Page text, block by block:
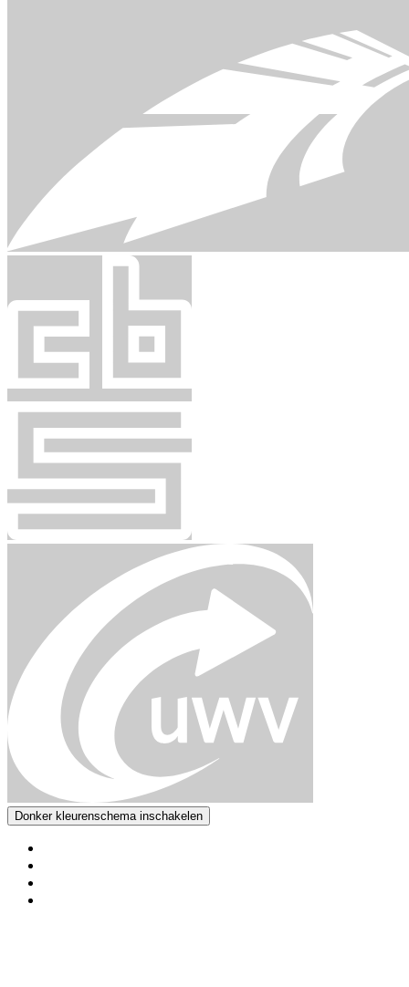
Donker kleurenschema inschakelen